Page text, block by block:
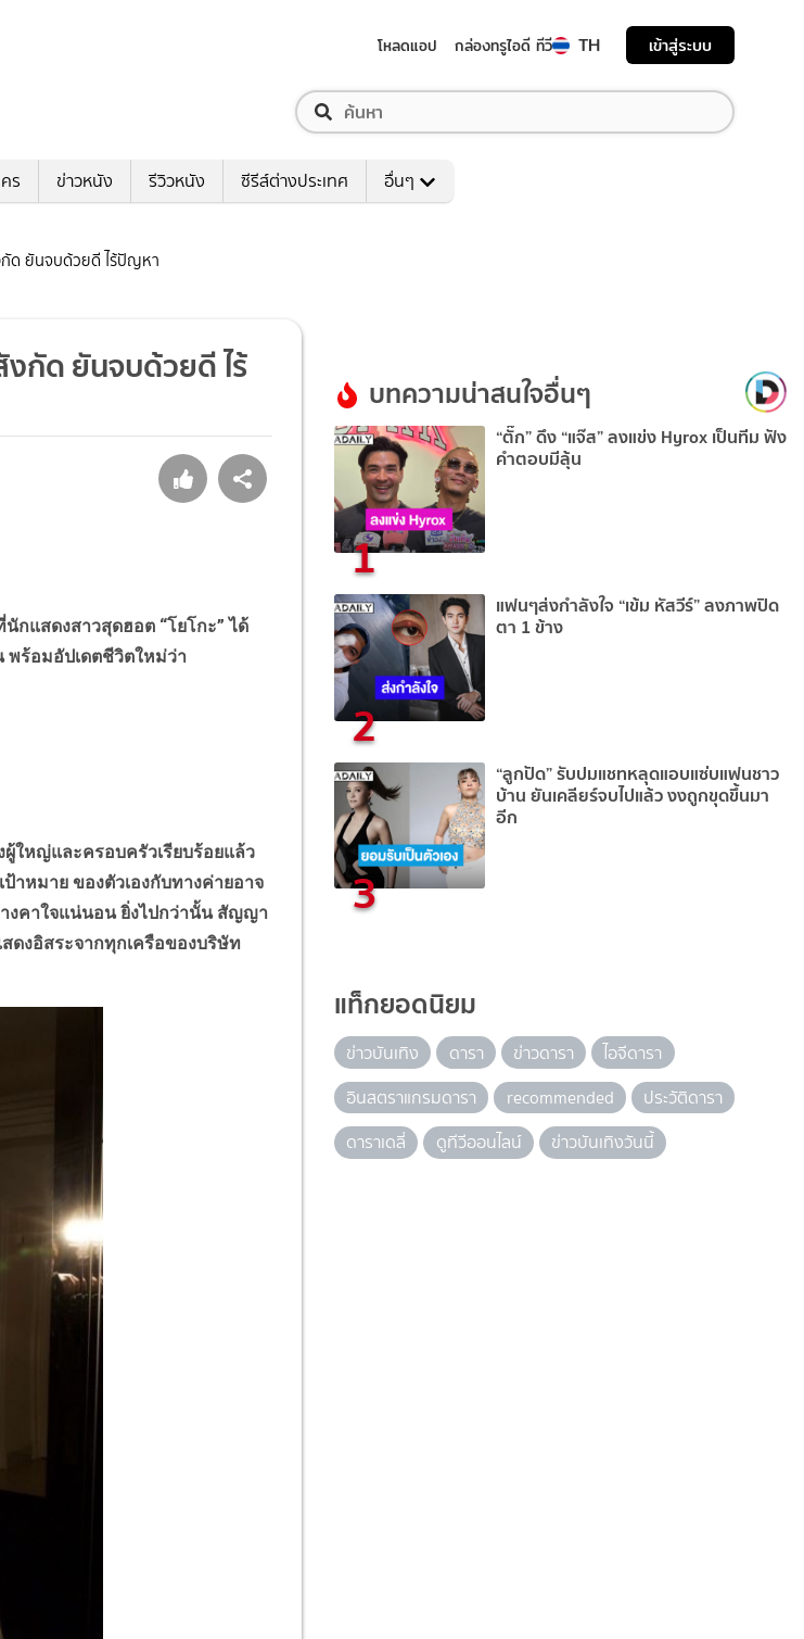
โหลดแอป กล่องทรูไอดี ทีวี TH เข้าสู่ระบบ
ร ข่าวหนัง รีวิวหนัง ซีรีส์ต่างประเทศ อื่นๆ
กัด ยันจบด้วยดี ไร้ปัญหา
กัด ยันจบด้วยดี ไร้
แสดงสาวสุดฮอต “โยโกะ” ได้
พร้อมอัปเดตชีวิตใหม่ว่า
หญ่และครอบครัวเรียบร้อยแล้ว
าหมาย ของตัวเองกับทางค่ายอาจ
งคาใจแน่นอน ยิ่งไปกว่านั้น สัญญา
ดงอิสระจากทุกเครือของบริษัท
บทความน่าสนใจอื่นๆ
1
“ตั๊ก” ดึง “แจ๊ส” ลงแข่ง Hyrox เป็นทีม ฟัง
คำตอบมีลุ้น
2
แฟนๆส่งกำลังใจ “เข้ม หัสวีร์” ลงภาพปิด
ตา 1 ข้าง
3
“ลูกปัด” รับปมแชทหลุดแอบแซ่บแฟนชาว
บ้าน ยันเคลียร์จบไปแล้ว งงถูกขุดขึ้นมา
อีก
แท็กยอดนิยม
ข่าวบันเทิง ดารา ข่าวดารา
ไอจีดารา
อินสตราแกรมดารา
recommended
ประวัติดารา
ดาราเดลี่
ดูทีวีออนไลน์ ข่าวบันเทิงวันนี้